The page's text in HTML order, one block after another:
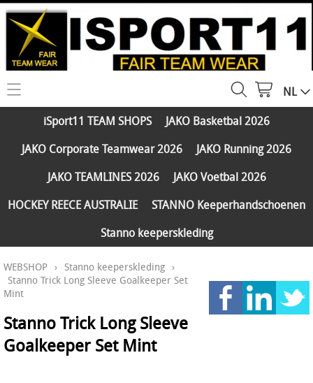
HOME
WEBSHOP
JAKO Running 2026
JAKO TEAMLINES 2026
HOCKEY REECE AUSTRALIE
STANNO Keeperhandschoenen
PARTNERS
Klantengroepen
CONTACT
JAKO Matentabellen
NL
iSport11 TEAM SHOPS
JAKO Basketbal 2026
JAKO Corporate Teamwear 2026
JAKO Running 2026
JAKO TEAMLINES 2026
JAKO Voetbal 2026
HOCKEY REECE AUSTRALIE
STANNO Keeperhandschoenen
Stanno keeperskleding
WEBSHOP › Stanno keeperskleding ›
Stanno Trick Long Sleeve Goalkeeper Set
Mint
Stanno Trick Long Sleeve
Goalkeeper Set Mint